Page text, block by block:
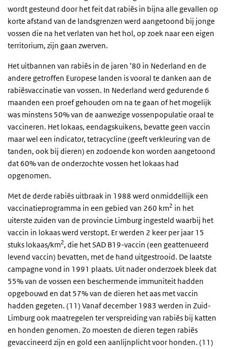
wordt gesteund door het feit dat rabiës in bijna alle gevallen op
korte afstand van de landsgrenzen werd aangetoond bij jonge
vossen die na het verlaten van het hol, op zoek naar een eigen
territorium, zijn gaan zwerven.
Het uitbannen van rabiës in de jaren ’80 in Nederland en de
andere getroffen Europese landen is vooral te danken aan de
rabiësvaccinatie van vossen. In Nederland werd gedurende 6
maanden een proef gehouden om na te gaan of het mogelijk
was minstens 50% van de aanwezige vossenpopulatie oraal te
vaccineren. Het lokaas, eendagskuikens, bevatte geen vaccin
maar wel een indicator, tetracycline (geeft verkleuring van de
tanden, ook bij dieren) en zodoende kon worden aangetoond
dat 60% van de onderzochte vossen het lokaas had
opgenomen.
Met de derde rabiës uitbraak in 1988 werd onmiddellijk een
vaccinatieprogramma in een gebied van 260 km2 in het
uiterste zuiden van de provincie Limburg ingesteld waarbij het
vaccin in lokaas werd verstopt. Er werden 2 keer per jaar 15
stuks lokaas/km2, die het SAD B19-vaccin (een geattenueerd
levend vaccin) bevatten, met de hand uitgestrooid. De laatste
campagne vond in 1991 plaats. Uit nader onderzoek bleek dat
55% van de vossen een beschermende immuniteit hadden
opgebouwd en dat 57% van de dieren het aas met vaccin
hadden gegeten. (11) Vanaf december 1983 werden in Zuid-
Limburg ook maatregelen ter verspreiding van rabiës bij katten
en honden genomen. Zo moesten de dieren tegen rabiës
gevaccineerd zijn en gold een aanlijnplicht voor honden. (11)